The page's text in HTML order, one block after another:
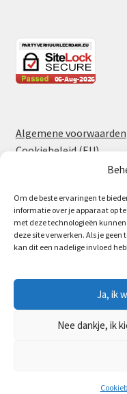
Om de beste ervaringen te
informatie over je apparaat op
met deze technologieën
deze site verwerken. Als je
kan dit een nadelige invloed
Ja, ik
Nee dankje, ik
Algemene voorwaarden
Cookiebeleid (EU)
Facebook
Instagram
© Partyverhuur
Privacyverklaring